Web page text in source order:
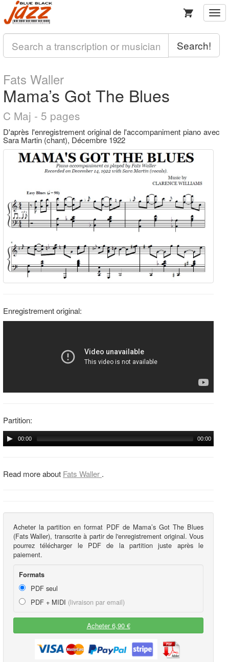
Search!
Fats Waller
Mama’s Got The Blues
C Maj - 5 pages
D'après l'enregistrement original de l'accompaniment piano avec
Sara Martin (chant), Décembre 1922
Enregistrement original:
Partition:
00:00 00:00
Read more about Fats Waller .
Acheter la partition en format PDF de Mama’s Got The Blues
(Fats Waller), transcrite à partir de l'enregistrement original. Vous
pourrez télécharger le PDF de la partition juste après le
paiement.
Formats
PDF seul
PDF + MIDI (livraison par email)
Acheter 6,90 €